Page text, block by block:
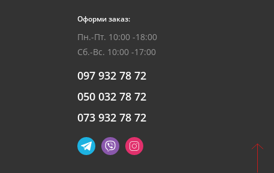
Оформи заказ:
Пн.-Пт. 10:00 -18:00
Сб.-Вс. 10:00 -17:00
097 932 78 72
050 032 78 72
073 932 78 72